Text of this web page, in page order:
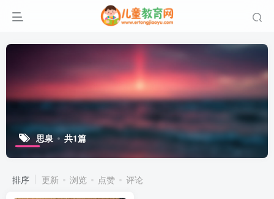
思泉 共1篇
排序 更新 浏览 点赞 评论